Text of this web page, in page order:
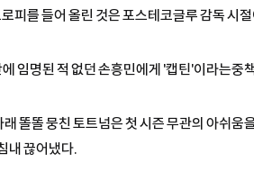
피를 들어 올린 것은 포스테코글루 감독 시
임명된 적 없던 손흥민에게 '캡틴'이라는중
래 똘똘 뭉친 토트넘은 첫 시즌 무관의 아쉬
내 끊어냈다.